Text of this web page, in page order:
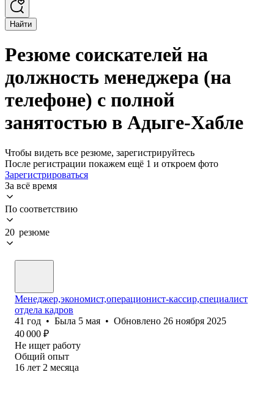
Найти
Резюме соискателей на
должность менеджера (на
телефоне) с полной
занятостью в Адыге-Хабле
Чтобы видеть все резюме, зарегистрируйтесь
После регистрации покажем ещё 1 и откроем фото
Зарегистрироваться
За всё время
По соответствию
20 резюме
Менеджер,экономист,операционист-кассир,специалист
отдела кадров
41 год • Была 5 мая • Обновлено 26 ноября 2025
40 000 ₽
Не ищет работу
Общий опыт
16 лет 2 месяца